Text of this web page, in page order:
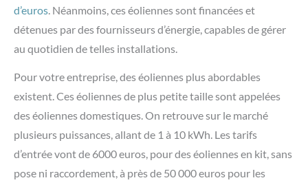
d’euros. Néanmoins, ces éoliennes sont financées et
détenues par des fournisseurs d’énergie, capables de gérer
au quotidien de telles installations.
Pour votre entreprise, des éoliennes plus abordables
existent. Ces éoliennes de plus petite taille sont appelées
des éoliennes domestiques. On retrouve sur le marché
plusieurs puissances, allant de 1 à 10 kWh. Les tarifs
d’entrée vont de 6000 euros, pour des éoliennes en kit, sans
pose ni raccordement, à près de 50 000 euros pour les